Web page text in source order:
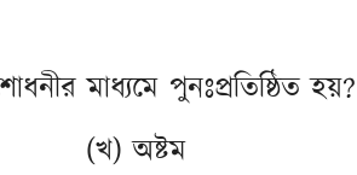
মাধ্যমে পুনঃপ্রতিষ্ঠিত হয়?
(খ) অষ্টম